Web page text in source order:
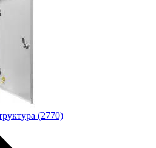
(2770)